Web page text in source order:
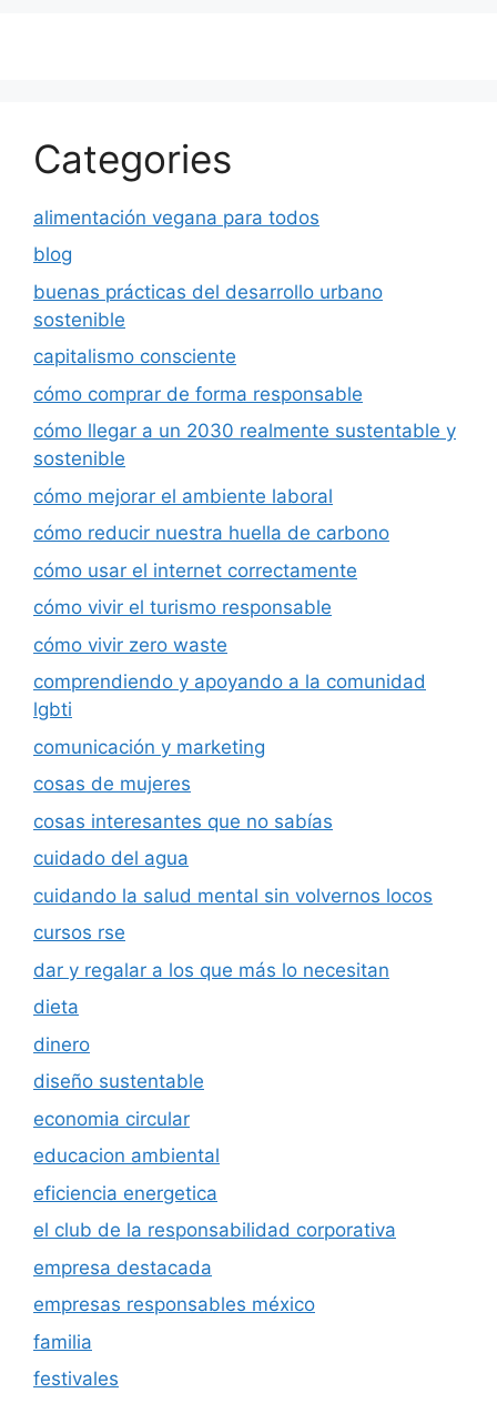
Categories
alimentación vegana para todos
blog
buenas prácticas del desarrollo urbano
sostenible
capitalismo consciente
cómo comprar de forma responsable
cómo llegar a un 2030 realmente sustentable y
sostenible
cómo mejorar el ambiente laboral
cómo reducir nuestra huella de carbono
cómo usar el internet correctamente
cómo vivir el turismo responsable
cómo vivir zero waste
comprendiendo y apoyando a la comunidad
lgbti
comunicación y marketing
cosas de mujeres
cosas interesantes que no sabías
cuidado del agua
cuidando la salud mental sin volvernos locos
cursos rse
dar y regalar a los que más lo necesitan
dieta
dinero
diseño sustentable
economia circular
educacion ambiental
eficiencia energetica
el club de la responsabilidad corporativa
empresa destacada
empresas responsables méxico
familia
festivales